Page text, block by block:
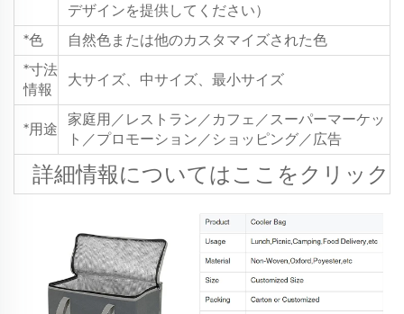
デザインを提供してください）
*色
自然色または他のカスタマイズされた色
*寸法
情報
大サイズ、中サイズ、最小サイズ
*用途
家庭用／レストラン／カフェ／スーパーマーケッ
ト／プロモーション／ショッピング／広告
詳細情報についてはここをクリック